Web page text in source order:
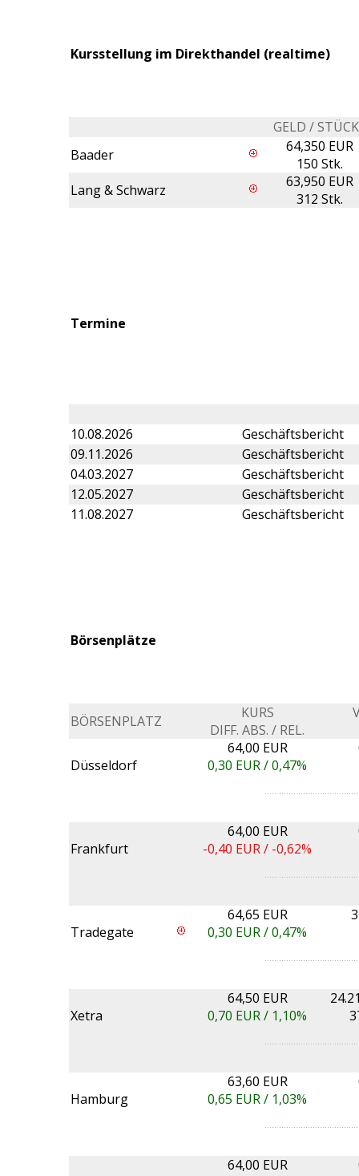
Kursstellung im Direkthandel (realtime)
GELD /
Baader
64,350 EUR
150 Stk.
Lang & Schwarz
63,950 EUR
312 Stk.
Termine
10.08.2026
Geschäftsbericht
09.11.2026
Geschäftsbericht
04.03.2027
Geschäftsbericht
12.05.2027
Geschäftsbericht
11.08.2027
Geschäftsbericht
Börsenplätze
BÖRSENPLATZ
KURS
DIFF. ABS. / REL.
Düsseldorf
64,00 EUR
0,30 EUR /0,47%
Frankfurt
64,00 EUR
-0,40 EUR / -0,62%
Tradegate
64,65 EUR
0,30 EUR /0,47%
Xetra
64,50 EUR
0,70 EUR / 1,10%
Hamburg
63,60 EUR
0,65 EUR / 1,03%
64,00 EUR